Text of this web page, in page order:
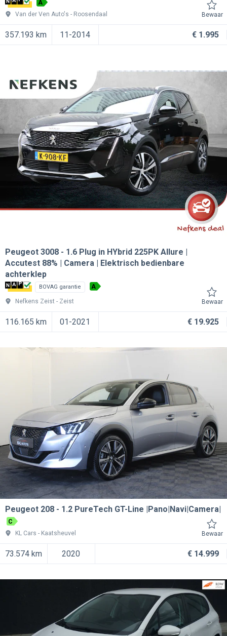
A
Van der Ven Auto's
Roosendaal Bewaar
357.193 km 11-2014 € 1.995
Peugeot 3008
1.6 Plug in HYbrid 225PK Allure |
Accutest 88% | Camera | Elektrisch bedienbare
achterklep
BOVAG garantie A
Nefkens Zeist Zeist Bewaar
116.165 km 01-2021 € 19.925
Peugeot 208 1.2 PureTech GT-Line |Pano|Navi|Camera|
C
KL Cars
Kaatsheuvel Bewaar
73.574 km 2020 € 14.999